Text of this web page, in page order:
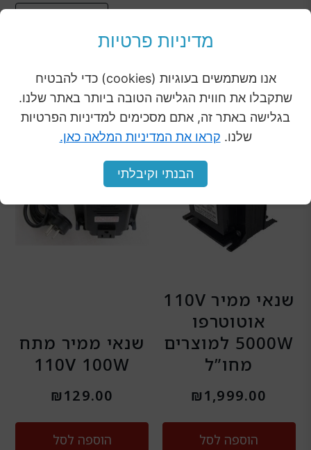
מוצרים נוספים
מהקטגוריה
שנאי ממיר 110V
אוטוטרפו
5000W למוצרים
מחו”ל
₪1,999.00
הוספה לסל
שנאי ממיר מתח
110V 100W
₪129.00
הוספה לסל
מדיניות פרטיות
אנו משתמשים בעוגיות (cookies) כדי להבטיח
שתקבלו את חווית הגלישה הטובה ביותר באתר שלנו.
בגלישה באתר זה, אתם מסכימים למדיניות הפרטיות
שלנו. קראו את המדיניות המלאה כאן.
הבנתי וקיבלתי